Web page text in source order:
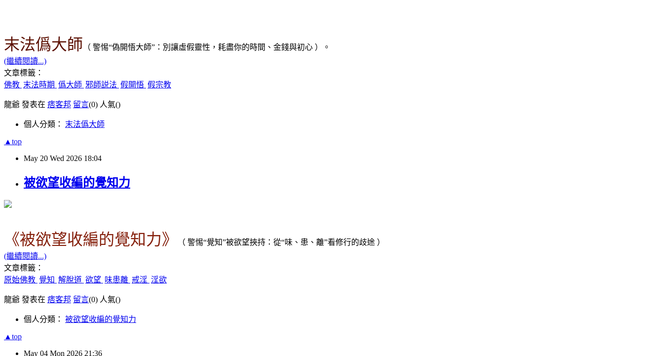
末法僞大師 （ 警惕“偽開悟大師”：別讓虛假靈性，耗盡你的時間、金錢與初心 ）。
(繼續閱讀...)
文章標籤：
佛教 末法時期 僞大師 邪師説法 假開悟 假宗教
龍爺 發表在 痞客邦 留言(0) 人氣()
個人分類： 末法僞大師
▲top
May 20 Wed 2026 18:04
被欲望收編的覺知力
《被欲望收編的覺知力》 （ 警惕“覺知”被欲望挾持：從“味、患、離”看修行的歧途 ）
(繼續閱讀...)
文章標籤：
原始佛教 覺知 解脫道 欲望 味患離 戒淫 淫欲
龍爺 發表在 痞客邦 留言(0) 人氣()
個人分類： 被欲望收編的覺知力
▲top
May 04 Mon 2026 21:36